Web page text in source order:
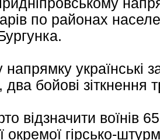
по районах
українські
бойові зіткнення
відзначити воїнів
окремої гірсько-